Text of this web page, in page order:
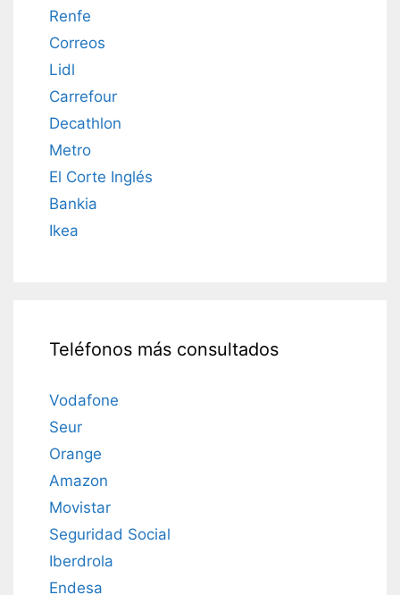
Renfe
Correos
Lidl
Carrefour
Decathlon
Metro
El Corte Inglés
Bankia
Ikea
Teléfonos más consultados
Vodafone
Seur
Orange
Amazon
Movistar
Seguridad Social
Iberdrola
Endesa